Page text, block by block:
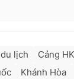
lịch
Cảng
Khánh Hòa